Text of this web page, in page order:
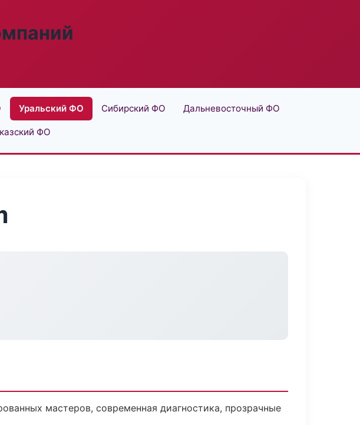
Уральский ФО Сибирский ФО Дальневосточный ФО
ФО
мастеров, современная диагностика, прозрачные